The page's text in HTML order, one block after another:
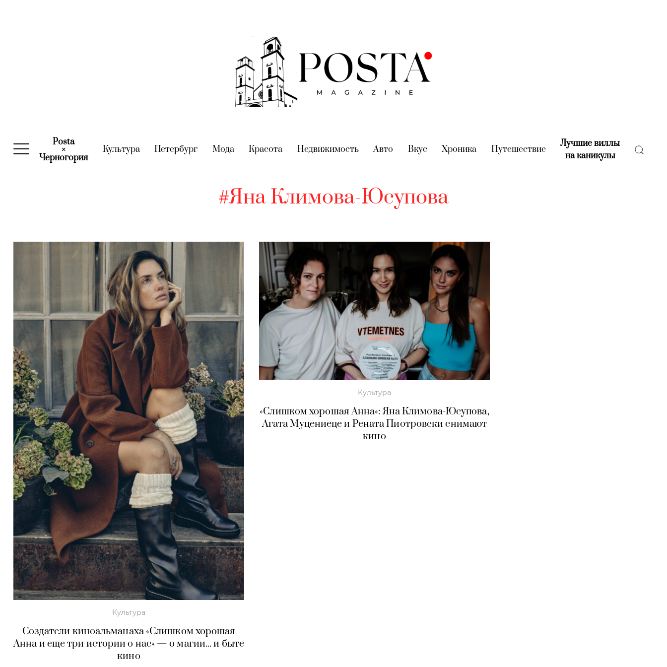
Posta
×
Черногория(current)
Культура(current)
Петербург (current)
Мода(current)
Красота (current)
Недвижимость(current)
Авто (current)
Вкус (current)
Хроника (current)
Путешествие(current)
Лучшие виллы
на каникулы(current)
#Яна Климова-Юсупова
Культура
Создатели киноальманаха «Слишком хорошая
Анна и еще три истории о нас» — о магии... и быте
кино
Культура
«Слишком хорошая Анна»: Яна Климова-Юсупова,
Агата Муцениеце и Рената Пиотровски снимают
кино